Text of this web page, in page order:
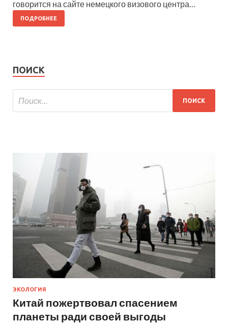
говорится на сайте немецкого визового центра…
ПОДРОБНЕЕ
ПОИСК
ЭКОЛОГИЯ
Китай пожертвовал спасением
планеты ради своей выгоды